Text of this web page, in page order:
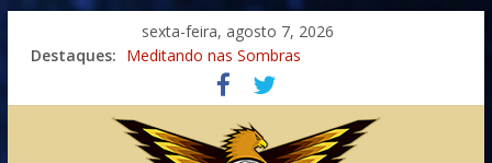
sexta-feira, agosto 7, 2026
Destaques: Meditando nas Sombras
Autosuficiência: A Jornada do Espírito Ancestral
Xamanismo Universal
Totens – Caminho Espiritual – Crescimento
Imaginação na Cura